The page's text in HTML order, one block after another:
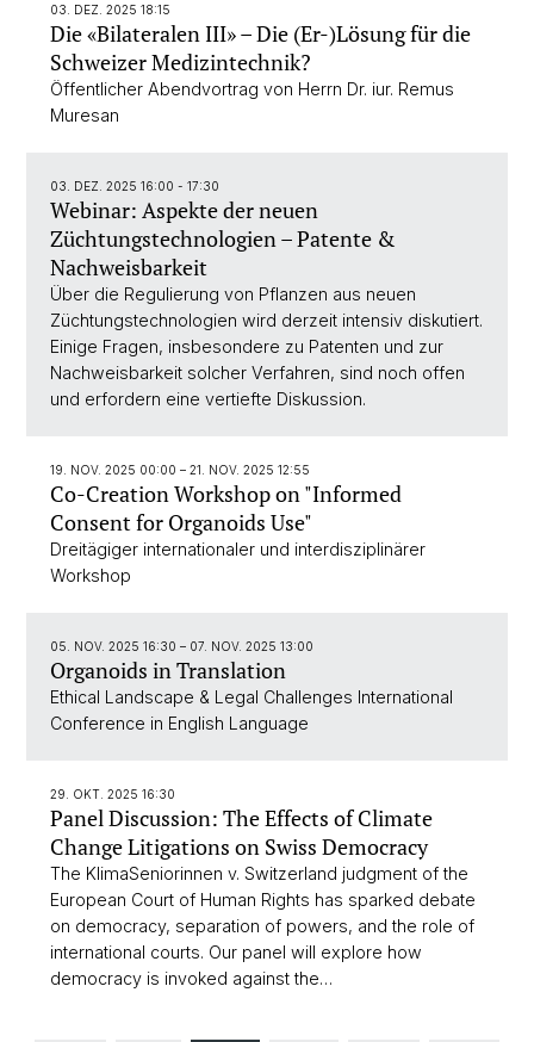
03. DEZ. 2025 18:15
Die «Bilateralen III» – Die (Er-)Lösung für die
Schweizer Medizintechnik?
Öffentlicher Abendvortrag von Herrn Dr. iur. Remus
Muresan
03. DEZ. 2025 16:00 - 17:30
Webinar: Aspekte der neuen
Züchtungstechnologien – Patente &
Nachweisbarkeit
Über die Regulierung von Pflanzen aus neuen
Züchtungstechnologien wird derzeit intensiv diskutiert.
Einige Fragen, insbesondere zu Patenten und zur
Nachweisbarkeit solcher Verfahren, sind noch offen
und erfordern eine vertiefte Diskussion.
19. NOV. 2025 00:00 – 21. NOV. 2025 12:55
Co-Creation Workshop on "Informed
Consent for Organoids Use"
Dreitägiger internationaler und interdisziplinärer
Workshop
05. NOV. 2025 16:30 – 07. NOV. 2025 13:00
Organoids in Translation
Ethical Landscape & Legal Challenges International
Conference in English Language
29. OKT. 2025 16:30
Panel Discussion: The Effects of Climate
Change Litigations on Swiss Democracy
The KlimaSeniorinnen v. Switzerland judgment of the
European Court of Human Rights has sparked debate
on democracy, separation of powers, and the role of
international courts. Our panel will explore how
democracy is invoked against the…